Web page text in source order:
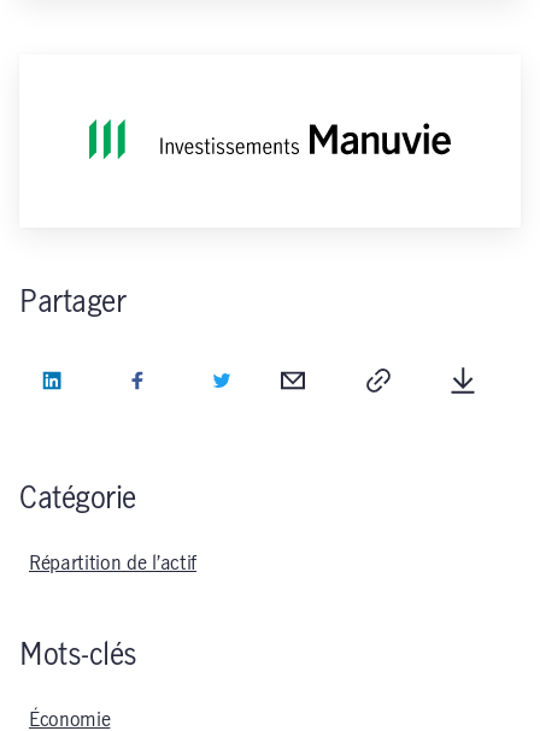
Partager
LinkedIn Facebook Twitter Courriel
Catégorie
Répartition de l’actif
Mots-clés
Économie